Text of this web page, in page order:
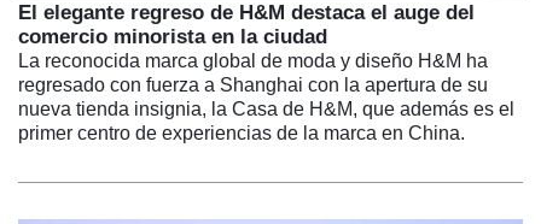
El elegante regreso de H&M destaca el auge del
comercio minorista en la ciudad
La reconocida marca global de moda y diseño H&M ha
regresado con fuerza a Shanghai con la apertura de su
nueva tienda insignia, la Casa de H&M, que además es el
primer centro de experiencias de la marca en China.